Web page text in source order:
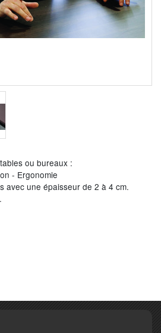
ou bureaux :
- Ergonomie
avec une épaisseur de 2 à 4 cm.